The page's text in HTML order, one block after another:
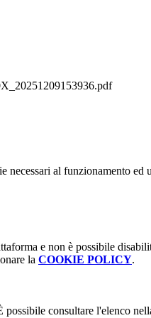
necessari al funzionamento ed
e non è possibile
la COOKIE POLICY.
consultare l'elenco